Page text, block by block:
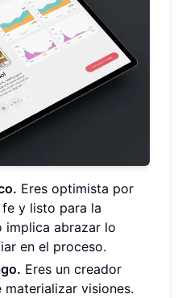
Eres optimista por
y listo para la
implica abrazar lo
en el proceso.
Eres un creador
visiones.